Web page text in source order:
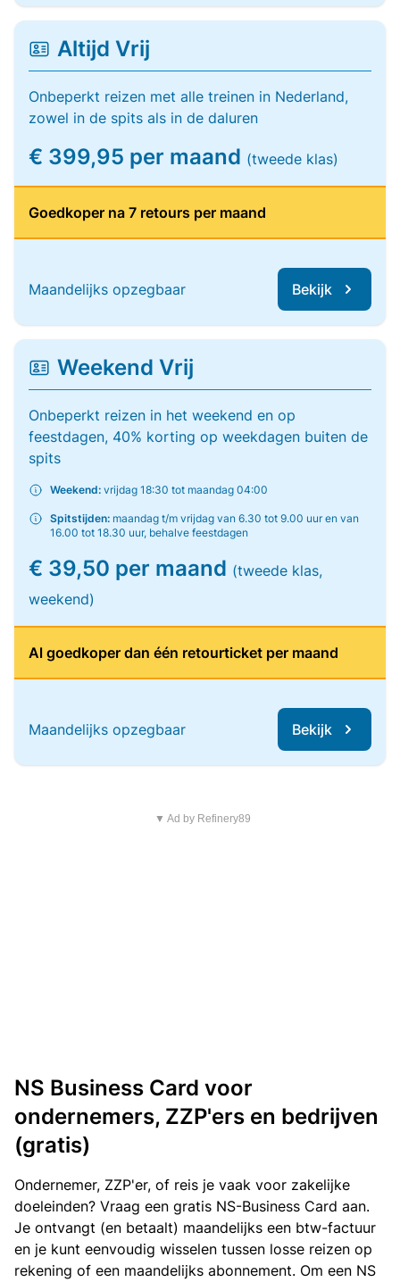
Altijd Vrij
Onbeperkt reizen met alle treinen in Nederland,
zowel in de spits als in de daluren
€ 399,95 per maand (tweede klas)
Goedkoper na 7 retours per maand
Maandelijks opzegbaar Bekijk
Weekend Vrij
Onbeperkt reizen in het weekend en op
feestdagen, 40% korting op weekdagen buiten de
spits
Weekend: vrijdag 18:30 tot maandag 04:00
Spitstijden: maandag t/m vrijdag van 6.30 tot 9.00 uur en van
16.00 tot 18.30 uur, behalve feestdagen
€ 39,50 per maand (tweede klas,
weekend)
Al goedkoper dan één retourticket per maand
Maandelijks opzegbaar Bekijk
▼ Ad by Refinery89
NS Business Card voor
ondernemers, ZZP'ers en bedrijven
(gratis)
Ondernemer, ZZP'er, of reis je vaak voor zakelijke
doeleinden? Vraag een gratis NS-Business Card aan.
Je ontvangt (en betaalt) maandelijks een btw-factuur
en je kunt eenvoudig wisselen tussen losse reizen op
rekening of een maandelijks abonnement. Om een NS